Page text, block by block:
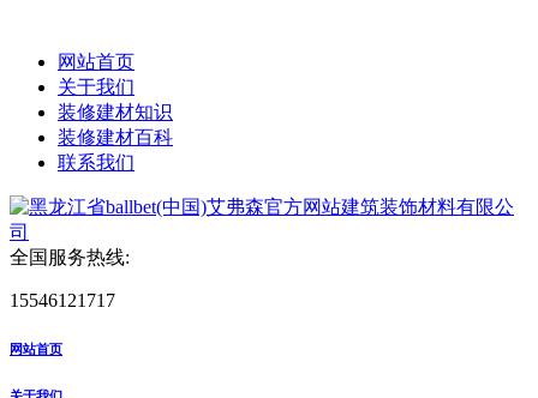
网站首页
关于我们
装修建材知识
装修建材百科
联系我们
全国服务热线:
15546121717
网站首页